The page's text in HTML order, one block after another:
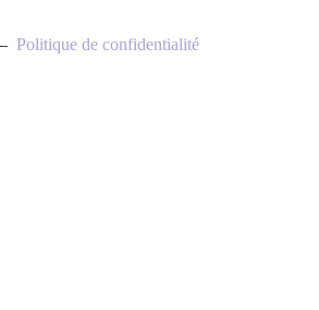
Politique de confidentialité